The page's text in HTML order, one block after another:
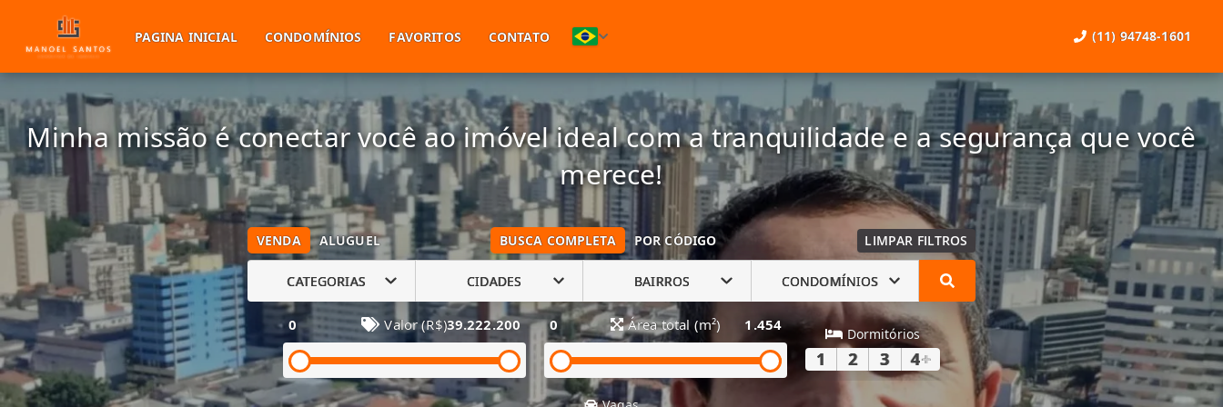
(11) 94748-1601
PAGINA INICIAL CONDOMÍNIOS FAVORITOS CONTATO (11) 94748-1601
Minha missão é conectar você ao imóvel ideal com a tranquilidade e a segurança que você
merece!
VENDA ALUGUEL BUSCA COMPLETA POR CÓDIGO LIMPAR FILTROS
CATEGORIAS CIDADES BAIRROS CONDOMÍNIOS
0 Valor (R$)39.222.200 0 Área total (m²) 1.454 Dormitórios
1 2 3 4+